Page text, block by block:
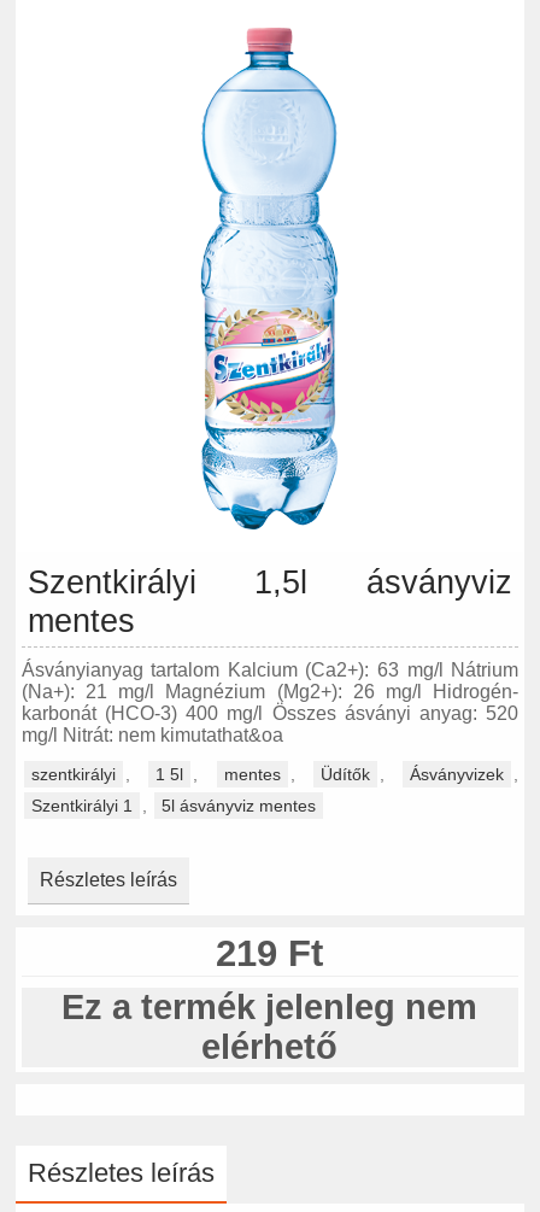
Szentkirályi 1,5l ásványviz
mentes
Ásványianyag tartalom Kalcium (Ca2+): 63 mg/l Nátrium
(Na+): 21 mg/l Magnézium (Mg2+): 26 mg/l Hidrogén-
karbonát (HCO-3) 400 mg/l Összes ásványi anyag: 520
mg/l Nitrát: nem kimutathat&oa
szentkirályi 1 5l mentes Üdítők Ásványvizek
Szentkirályi 1
5l ásványviz mentes
Részletes leírás
219 Ft
Ez a termék jelenleg nem
elérhető
Részletes leírás